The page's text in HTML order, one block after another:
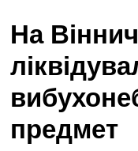
На
предмет